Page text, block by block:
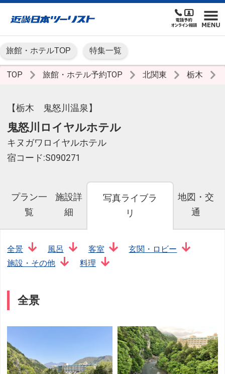
旅館・ホテルTOP 特集一覧
TOP 旅館・ホテル予約TOP 北関東 栃木
【栃木 鬼怒川温泉】
鬼怒川ロイヤルホテル
キヌガワロイヤルホテル
宿コード:S090271
プラン一
覧
施設詳
細
写真ライブラ
リ
地図・交
通
全景 風呂 客室
玄関・ロビー
施設・その他
料理
全景